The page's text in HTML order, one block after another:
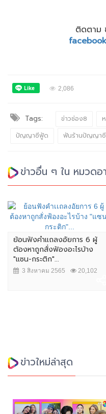
ติดตาม
2,086
Tags: ข่าวช่อง8
ปัญญาซีฟู้ด
ฟันร้านปัญญา
ข่าวอื่น ๆ ใน หมวด
ย้อนฟังคำเเถลงอัยการ 6 ผู้
ต้องหาถูกสั่งฟ้องอะไรบ้าง
"แซน-กระติก"...
3 สิงหาคม 2565 20,102
ข่าวใหม่ล่าสุด